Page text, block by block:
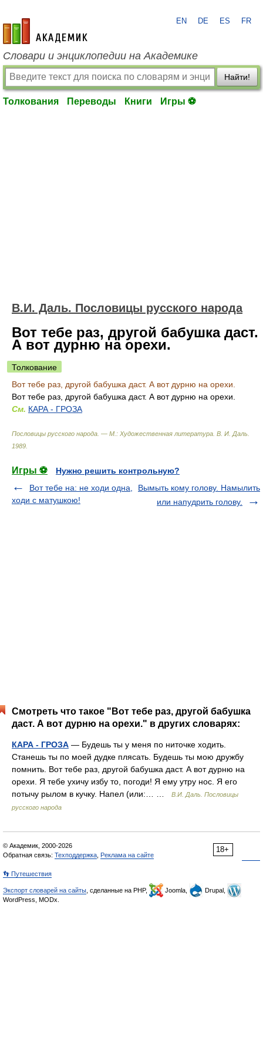
academic.ru
EN DE ES FR
Словари и энциклопедии на Академике
Найти!
Толкования Переводы Книги Игры ⚽
В.И. Даль. Пословицы русского народа
Вот тебе раз, другой бабушка даст.
А вот дурню на орехи.
Толкование
Вот тебе раз, другой бабушка даст. А вот дурню на орехи.
Вот тебе раз, другой бабушка даст. А вот дурню на орехи.
См. КАРА - ГРОЗА
Пословицы русского народа. — М.: Художественная литература В. И. Даль
1989
Игры ⚽
Нужно решить контрольную?
Вот тебе на: не ходи одна,
ходи с матушкою!
Вымыть кому голову. Намылить
или напудрить голову.
Смотреть что такое "Вот тебе раз, другой бабушка
даст. А вот дурню на орехи." в других словарях:
КАРА - ГРОЗА — Будешь ты у меня по ниточке ходить.
Станешь ты по моей дудке плясать. Будешь ты мою дружбу
помнить. Вот тебе раз, другой бабушка даст. А вот дурню на
орехи. Я тебе ухичу избу то, погоди! Я ему утру нос. Я его
потычу рылом в кучку. Напел (или:… …
В.И. Даль. Пословицы
русского народа
18+
© Академик, 2000-2026
Обратная связь: Техподдержка Реклама на сайте
👣 Путешествия
Экспорт словарей на сайты , сделанные на PHP, Joomla,
Drupal,
WordPress, MODx.